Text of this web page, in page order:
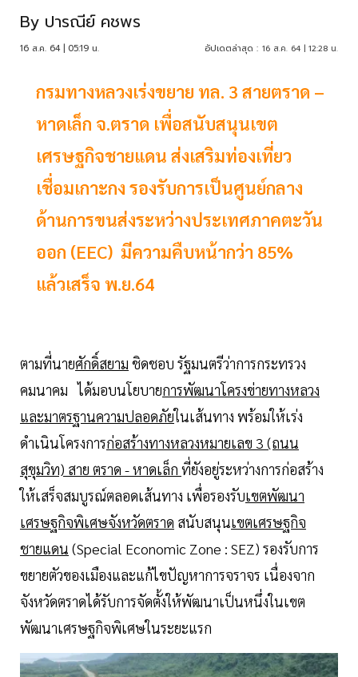
By ปารณีย์ คชพร
16 ส.ค. 64 | 05:19 น. อัปเดตล่าสุด : 16 ส.ค. 64 | 12:28 น.
กรมทางหลวงเร่งขยาย ทล. 3 สายตราด –
หาดเล็ก จ.ตราด เพื่อสนับสนุนเขต
เศรษฐกิจชายแดน ส่งเสริมท่องเที่ยว
เชื่อมเกาะกง รองรับการเป็นศูนย์กลาง
ด้านการขนส่งระหว่างประเทศภาคตะวัน
ออก (EEC) มีความคืบหน้ากว่า 85%
แล้วเสร็จ พ.ย.64
ตามที่นายศักดิ์สยาม ชิดชอบ รัฐมนตรีว่าการกระทรวง
คมนาคม ได้มอบนโยบายการพัฒนาโครงข่ายทางหลวง
และมาตรฐานความปลอดภัยในเส้นทาง พร้อมให้เร่ง
ดำเนินโครงการก่อสร้างทางหลวงหมายเลข 3 (ถนน
สุขุมวิท) สาย ตราด - หาดเล็ก ที่ยังอยู่ระหว่างการก่อสร้าง
ให้เสร็จสมบูรณ์ตลอดเส้นทาง เพื่อรองรับเขตพัฒนา
เศรษฐกิจพิเศษจังหวัดตราด สนับสนุนเขตเศรษฐกิจ
ชายแดน (Special Economic Zone : SEZ) รองรับการ
ขยายตัวของเมืองและแก้ไขปัญหาการจราจร เนื่องจาก
จังหวัดตราดได้รับการจัดตั้งให้พัฒนาเป็นหนึ่งในเขต
พัฒนาเศรษฐกิจพิเศษในระยะแรก